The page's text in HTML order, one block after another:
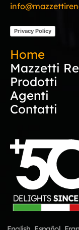
Privacy Policy
Home
Mazzetti
Prodotti
Agenti
Contatti